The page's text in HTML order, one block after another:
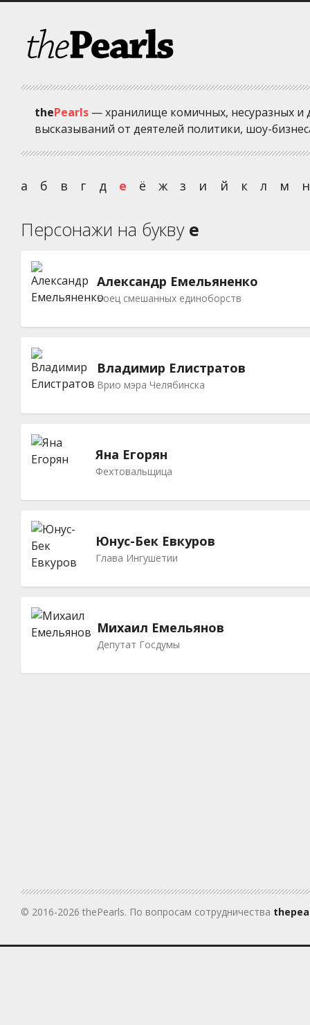
thePearls — хранилище комичных, несуразных и
высказываний от деятелей политики, шоу-
а б в г д е ё ж з и й к л м н
Персонажи на букву е
Александр Емельяненко
Боец смешанных единоборств
Владимир Елистратов
Врио мэра Челябинска
Яна Егорян
Фехтовальщица
Юнус-Бек Евкуров
Глава Ингушетии
Михаил Емельянов
Депутат Госдумы
© 2016-2026 thePearls. По вопросам сотрудничества